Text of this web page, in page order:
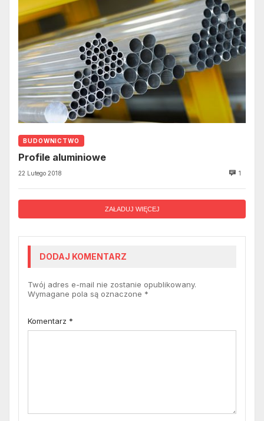
BUDOWNICTWO
Profile aluminiowe
22 Lutego 2018 1
ZAŁADUJ WIĘCEJ
DODAJ KOMENTARZ
Twój adres e-mail nie zostanie opublikowany.
Wymagane pola są oznaczone *
Komentarz *